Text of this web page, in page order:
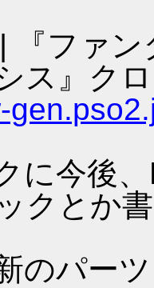
ファン
ス』ク
に今後、
クとか
のパー